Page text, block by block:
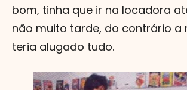
bom, tinha que ir na locadora
não muito tarde, do contrário a
teria alugado tudo.